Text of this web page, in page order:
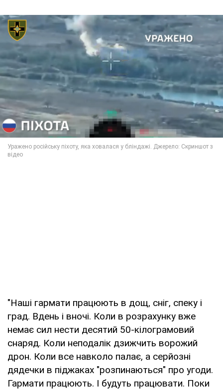
"Наші гармати працюють в дощ, сніг, спеку і
град. Вдень і вночі. Коли в розрахунку вже
немає сил нести десятий 50-кілограмовий
снаряд. Коли неподалік дзижчить ворожий
дрон. Коли все навколо палає, а серйозні
дядечки в піджаках "розпинаються" про угоди.
Гармати працюють. І будуть працювати. Поки